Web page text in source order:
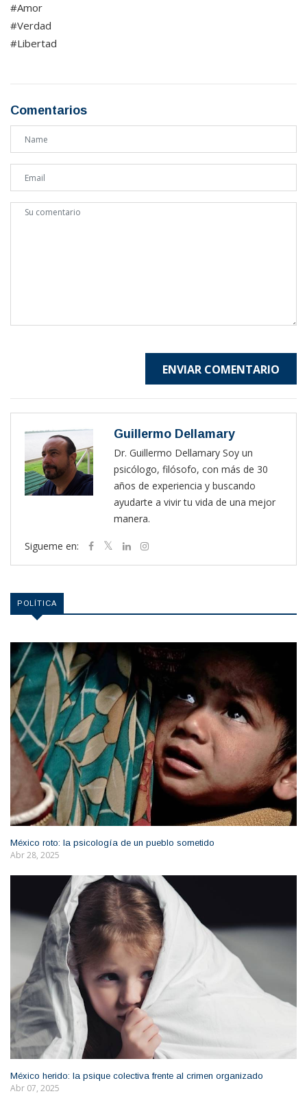
#Amor
#Verdad
#Libertad
Comentarios
ENVIAR COMENTARIO
Guillermo Dellamary
Dr. Guillermo Dellamary Soy un
psicólogo, filósofo, con más de 30
años de experiencia y buscando
ayudarte a vivir tu vida de una mejor
manera.
Sigueme en:
POLÍTICA
México roto: la psicología de un pueblo sometido
Abr 28, 2025
México herido: la psique colectiva frente al crimen organizado
Abr 07, 2025